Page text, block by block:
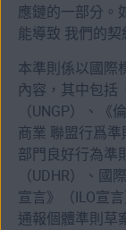
應鏈的一部分。
能導致 我們的契
本準則係以國際
內容，其中包括
（UNGP）、《
商業 聯盟行爲準
部門良好行為準
（UDHR）、國
宣言》（ILO宣
通報個體準則草